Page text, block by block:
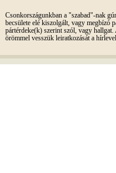
Csonkországunkban a "szabad"-nak
becsülete elé kiszolgált, vagy megbízó
pártérdeke(k) szerint szól, vagy
örömmel vesszük leiratkozását a